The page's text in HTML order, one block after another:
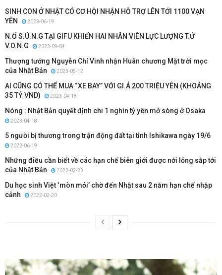
SINH CON Ở NHẬT CÓ CƠ HỘI NHẬN HỖ TRỢ LÊN TỚI 1100 VẠN
YÊN
2023-06-19
N.Ổ S.Ú.N.G TẠI GIFU KHIẾN HAI NHÂN VIÊN LỰC LƯỢNG T.Ử
V.O.N.G
2023-09-04
Thượng tướng Nguyễn Chí Vinh nhận Huân chương Mặt trời mọc
của Nhật Bản
2023-05-12
AI CŨNG CÓ THỂ MUA “XE BAY” VỚI GI.Á 200 TRIỆU YÊN (KHOẢNG
35 TỶ VND)
2023-04-18
Nóng : Nhật Bản quyết định chi 1 nghìn tỷ yên mở sòng ở Osaka
2023-04-18
5 người bị thương trong trận động đất tại tỉnh Ishikawa ngày 19/6
2022-06-19
Những điều cần biết về các hạn chế biên giới được nới lỏng sắp tới
của Nhật Bản
2022-02-23
Du học sinh Việt ‘mòn mỏi’ chờ đến Nhật sau 2 năm hạn chế nhập
cảnh
2022-02-20